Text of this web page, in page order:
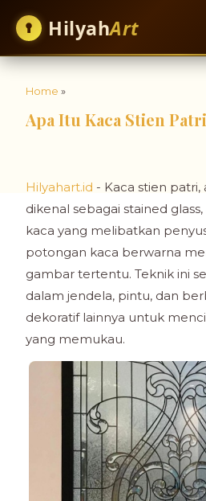
HilyahArt
Home »
Apa Itu Kaca Stien
Hilyahart.id - Kaca stien
dikenal sebagai stained
kaca yang melibatkan
potongan kaca berwarna
gambar tertentu. Teknik ini
dalam jendela, pintu, dan
dekoratif lainnya untuk
yang memukau.